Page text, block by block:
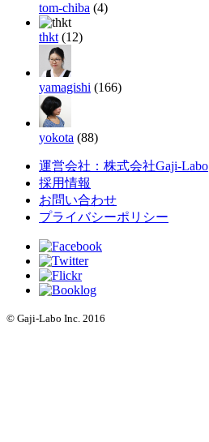
tom-chiba (4)
thkt(12)
yamagishi (166)
yokota (88)
運営会社：株式会社Gaji-Labo
採用情報
お問い合わせ
プライバシーポリシー
© Gaji-Labo Inc. 2016